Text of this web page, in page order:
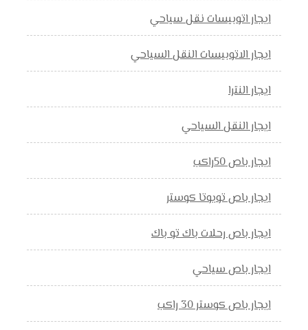
ايجار اتوبيسات نقل سياحي
ايجار الاتوبيسات النقل السياحي
ايجار النترا
ايجار النقل السياحي
ايجار باص 50راكب
ايجار باص تويوتا كوستر
ايجار باص رحلات باك تو باك
ايجار باص سياحي
ايجار باص كوستر 30 راكب